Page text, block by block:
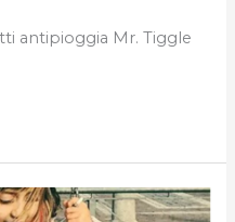
antipioggia Mr. Tiggle